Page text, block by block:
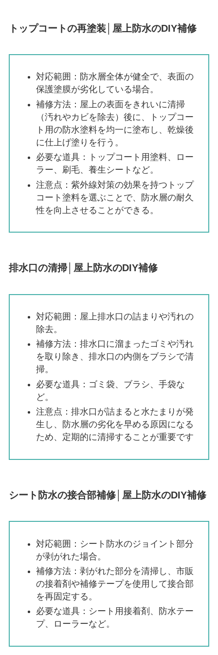
トップコートの再塗装│屋上防水のDIY補修
対応範囲：防水層全体が健全で、表面の
保護塗膜が劣化している場合。
補修方法：屋上の表面をきれいに清掃
（汚れやカビを除去）後に、トップコー
ト用の防水塗料を均一に塗布し、乾燥後
に仕上げ塗りを行う。
必要な道具：トップコート用塗料、ロー
ラー、刷毛、養生シートなど。
注意点：紫外線対策の効果を持つトップ
コート塗料を選ぶことで、防水層の耐久
性を向上させることができる。
排水口の清掃│屋上防水のDIY補修
対応範囲：屋上排水口の詰まりや汚れの
除去。
補修方法：排水口に溜まったゴミや汚れ
を取り除き、排水口の内側をブラシで清
掃。
必要な道具：ゴミ袋、ブラシ、手袋な
ど。
注意点：排水口が詰まると水たまりが発
生し、防水層の劣化を早める原因になる
ため、定期的に清掃することが重要です
シート防水の接合部補修│屋上防水のDIY補修
対応範囲：シート防水のジョイント部分
が剥がれた場合。
補修方法：剥がれた部分を清掃し、市販
の接着剤や補修テープを使用して接合部
を再固定する。
必要な道具：シート用接着剤、防水テー
プ、ローラーなど。